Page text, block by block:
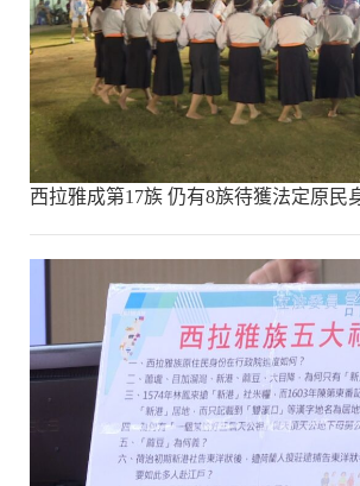
西拉雅成第17族 仍有8族待獲法定原民